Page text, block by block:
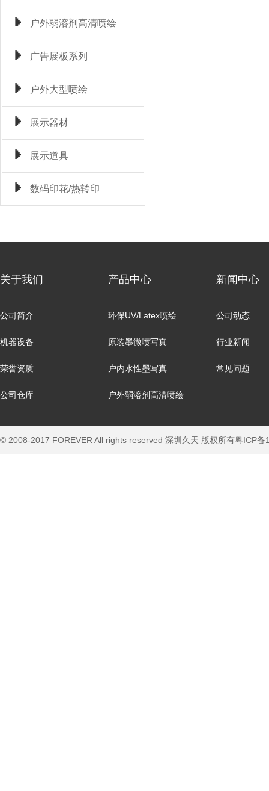
户外弱溶剂高清喷绘
广告展板系列
户外大型喷绘
展示器材
展示道具
数码印花/热转印
关于我们
公司简介
机器设备
荣誉资质
公司仓库
产品中心
环保UV/Latex喷绘
原装墨微喷写真
户内水性墨写真
户外弱溶剂高清喷绘
新闻中心
公司动态
行业新闻
常见问题
© 2008-2017 FOREVER All rights reserved 深圳久天 版权所有粤ICP备